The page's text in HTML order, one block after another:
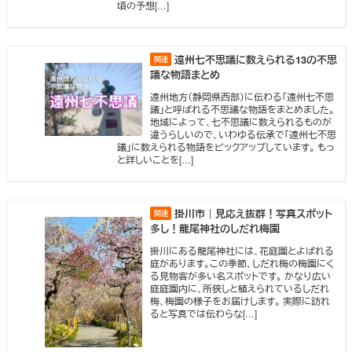
頃の予想[…]
遠州七不思議に数えられる13の不思
議な物語まとめ
遠州地方（静岡県西部）に伝わる「遠州七不思
議」と呼ばれる不思議な物語をまとめました。
地域によって、七不思議に数えられるものが
違うらしいので、いわゆる伝承で「遠州七不思
議」に数えられる物語をピックアップしています。 もっ
と詳しいことを[…]
掛川市｜見応え抜群！写真スポット
多し！龍尾神社のしだれ梅園
掛川にある龍尾神社には、花庭園とよばれる
庭があります。この季節、しだれ梅の梅園にく
る見物客が多い名スポットです。 かなり広い
庭庭園内に、所狭しと植えられているしだれ
梅、梅園の様子をお届けします。 実際に訪れ
ると写真では伝わらな[…]